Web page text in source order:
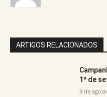
ARTIGOS RELACIONADOS
1º de
9 de